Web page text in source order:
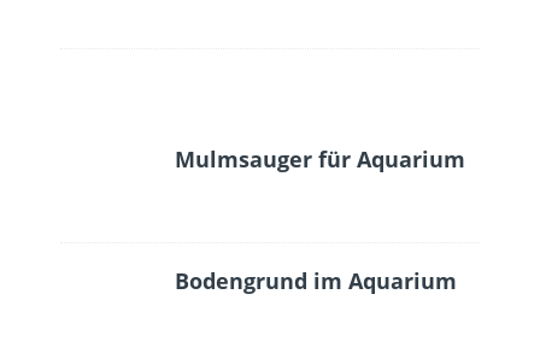
Mulmsauger für Aquarium
Bodengrund im Aquarium